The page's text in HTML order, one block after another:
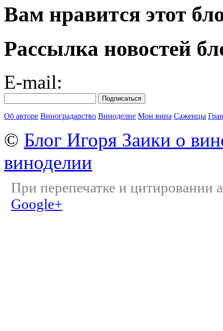
Вам нравится этот
Рассылка новостей
E-mail:
Об авторе Виноградарство Виноделие Мои вина Саженцы
© Блог Игоря Заики о
виноделии
При перепечатке и цитировании
Google+